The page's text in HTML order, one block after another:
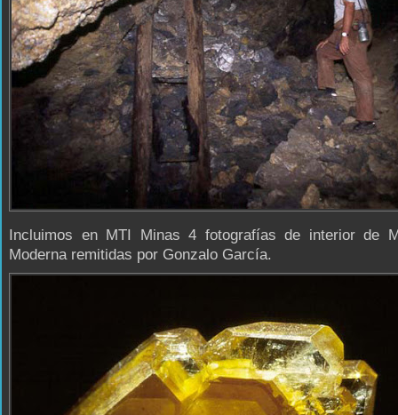
Incluimos en MTI Minas 4 fotografías de interior de
Moderna remitidas por Gonzalo García.